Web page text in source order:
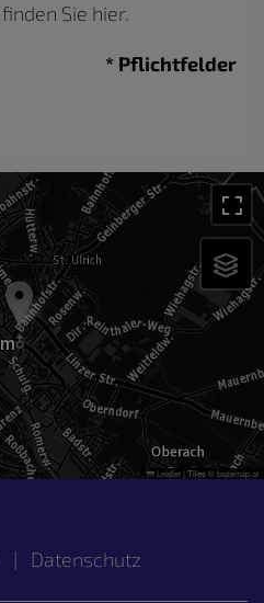
Sie hier.
* Pflichtfelder
Leaflet| Tiles ©basemap.at
| Datenschutz